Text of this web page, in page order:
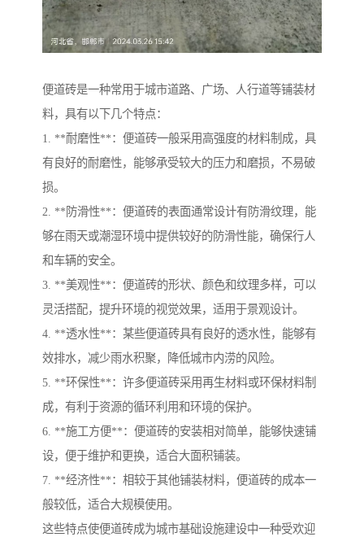
便道砖是一种常用于城市道路、广场、人行道等铺装材
料，具有以下几个特点：
1. **耐磨性**：便道砖一般采用高强度的材料制成，具
有良好的耐磨性，能够承受较大的压力和磨损，不易破
损。
2. **防滑性**：便道砖的表面通常设计有防滑纹理，能
够在雨天或潮湿环境中提供较好的防滑性能，确保行人
和车辆的安全。
3. **美观性**：便道砖的形状、颜色和纹理多样，可以
灵活搭配，提升环境的视觉效果，适用于景观设计。
4. **透水性**：某些便道砖具有良好的透水性，能够有
效排水，减少雨水积聚，降低城市内涝的风险。
5. **环保性**：许多便道砖采用再生材料或环保材料制
成，有利于资源的循环利用和环境的保护。
6. **施工方便**：便道砖的安装相对简单，能够快速铺
设，便于维护和更换，适合大面积铺装。
7. **经济性**：相较于其他铺装材料，便道砖的成本一
般较低，适合大规模使用。
这些特点使便道砖成为城市基础设施建设中一种受欢迎